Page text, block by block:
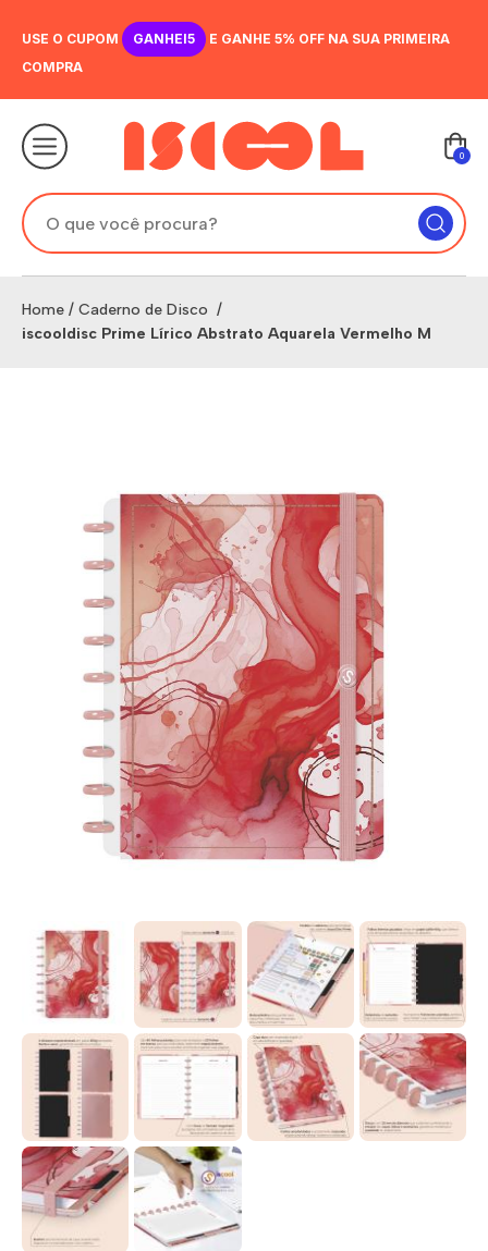
USE O CUPOM GANHEI5
E GANHE 5% OFF NA SUA PRIMEIRA
COMPRA
0
Home / Caderno de Disco /
iscooldisc Prime Lírico Abstrato Aquarela Vermelho M